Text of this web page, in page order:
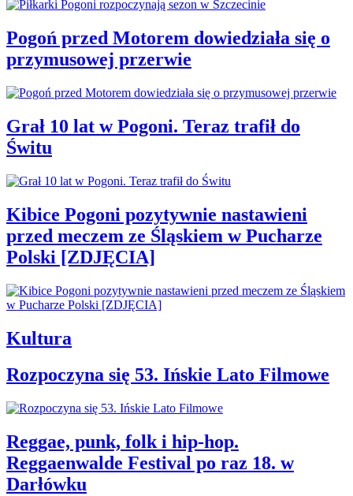
Pogoń przed Motorem dowiedziała się o
przymusowej przerwie
Grał 10 lat w Pogoni. Teraz trafił do
Świtu
Kibice Pogoni pozytywnie nastawieni
przed meczem ze Śląskiem w Pucharze
Polski [ZDJĘCIA]
Kultura
Rozpoczyna się 53. Ińskie Lato Filmowe
Reggae, punk, folk i hip-hop.
Reggaenwalde Festival po raz 18. w
Darłówku